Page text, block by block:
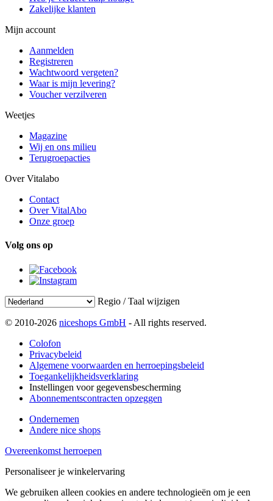
Zakelijke klanten
Mijn account
Aanmelden
Registreren
Wachtwoord vergeten?
Waar is mijn levering?
Voucher verzilveren
Weetjes
Magazine
Wij en ons milieu
Terugroepacties
Over Vitalabo
Contact
Over VitalAbo
Onze groep
Volg ons op
Regio / Taal wijzigen
© 2010-2026 niceshops GmbH - All rights reserved.
Colofon
Privacybeleid
Algemene voorwaarden en herroepingsbeleid
Toegankelijkheidsverklaring
Instellingen voor gegevensbescherming
Abonnementscontracten opzeggen
Ondernemen
Andere nice shops
Overeenkomst herroepen
Personaliseer je winkelervaring
We gebruiken alleen cookies en andere technologieën om je een